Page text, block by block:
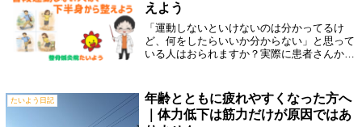
えよう
「運動しないといけないのは分かってるけ
ど、何をしたらいいか分からない」と思って
いる人はおられますか？実際に患者さんから
るのが👉 下半身から整えましょうというこ
と...
たいよう日記
年齢とともに疲れやすくなった方へ
｜体力低下は筋力だけが原因ではあ